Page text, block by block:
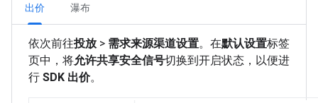
出价 瀑布
依次前往投放 > 需求来源渠道设置。在默认设置标签
页中，将允许共享安全信号切换到开启状态，以便进
行 SDK 出价。